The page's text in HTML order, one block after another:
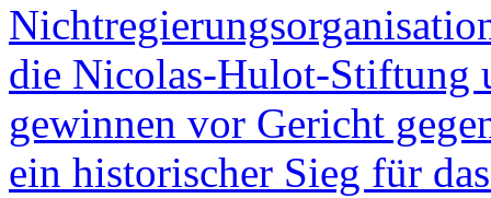
die Nicolas-Hulot-Stiftung
gewinnen vor Gericht
ein historischer Sieg für